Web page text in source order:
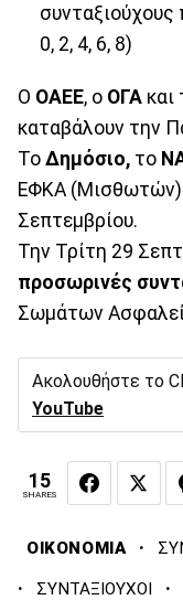
0, 2, 4, 6, 8)
Ο ΟΑΕΕ, ο ΟΓΑ και
καταβάλουν την
Το Δημόσιο, το
ΕΦΚΑ (Μισθωτών)
Σεπτεμβρίου.
Την Τρίτη 29
προσωρινές
Σωμάτων
Ακολουθήστε το
YouTube
15
SHARES
ΟΙΚΟΝΟΜΙΑ ·
· ΣΥΝΤΑΞΙΟΥΧΟΙ ·